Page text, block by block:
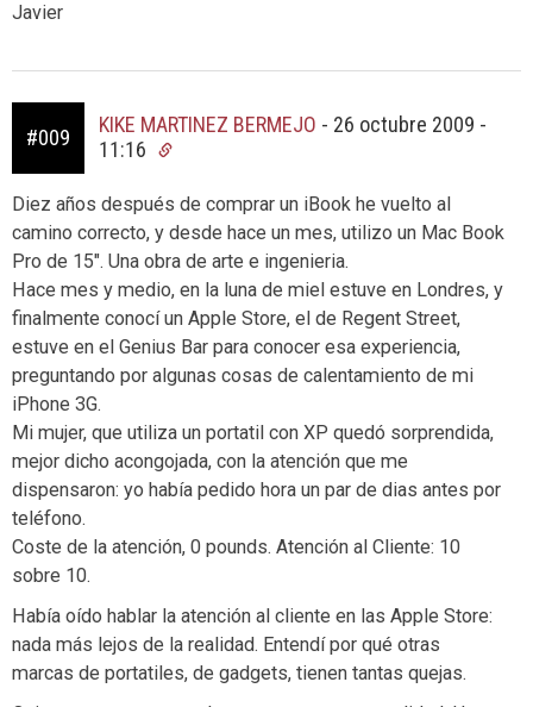
Javier
#009
KIKE MARTINEZ BERMEJO - 26 octubre 2009 -
11:16
Diez años después de comprar un iBook he vuelto al
camino correcto, y desde hace un mes, utilizo un Mac Book
Pro de 15″. Una obra de arte e ingenieria.
Hace mes y medio, en la luna de miel estuve en Londres, y
finalmente conocí un Apple Store, el de Regent Street,
estuve en el Genius Bar para conocer esa experiencia,
preguntando por algunas cosas de calentamiento de mi
iPhone 3G.
Mi mujer, que utiliza un portatil con XP quedó sorprendida,
mejor dicho acongojada, con la atención que me
dispensaron: yo había pedido hora un par de dias antes por
teléfono.
Coste de la atención, 0 pounds. Atención al Cliente: 10
sobre 10.
Había oído hablar la atención al cliente en las Apple Store:
nada más lejos de la realidad. Entendí por qué otras
marcas de portatiles, de gadgets, tienen tantas quejas.